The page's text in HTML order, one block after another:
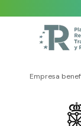
Empresa